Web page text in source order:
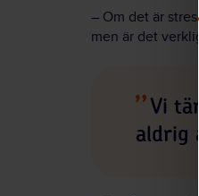
– Om det är
men är det
Vi
aldrig